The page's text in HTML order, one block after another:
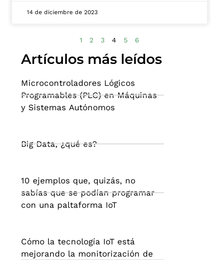
14 de diciembre de 2023
1 2 3 4 5 6
Artículos más leídos
Microcontroladores Lógicos
Programables (PLC) en Máquinas
y Sistemas Autónomos
Big Data, ¿qué es?
10 ejemplos que, quizás, no
sabías que se podían programar
con una paltaforma IoT
Cómo la tecnología IoT está
mejorando la monitorización de